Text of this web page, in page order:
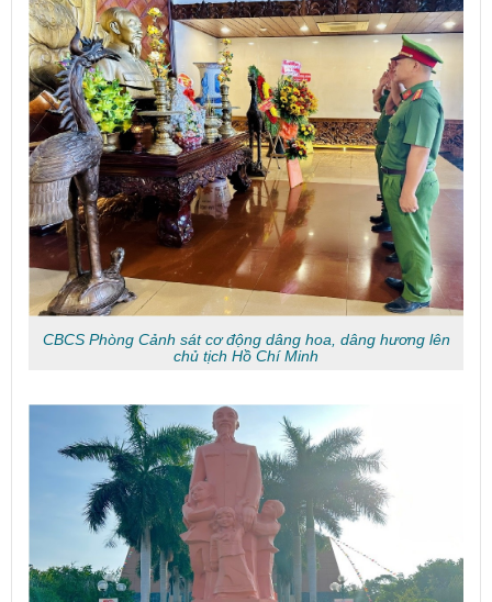
CBCS Phòng Cảnh sát cơ động dâng hoa, dâng hương lên
chủ tịch Hồ Chí Minh